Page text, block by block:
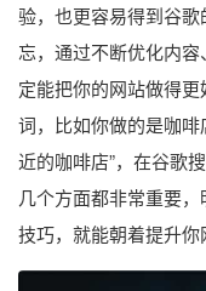
验，也更容易得到谷
忘，通过不断优化内
定能把你的网站做得
词，比如你做的是咖啡
近的咖啡店”，在谷歌
几个方面都非常重要
技巧，就能朝着提升你